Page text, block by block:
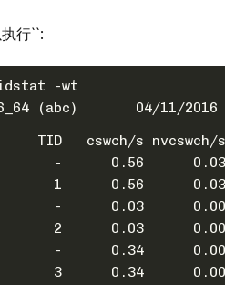
行``:
-wt
TID   cswch/s nvcswch/s
-      0.56
1      0.56
-      0.03      0.00
2      0.03      0.00
-      0.34      0.00
3      0.34      0.00